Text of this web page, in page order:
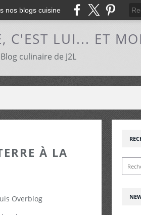
nos blogs cuisine
C'EST LUI... ET
Blog culinaire de J2L
À LA
Overblog